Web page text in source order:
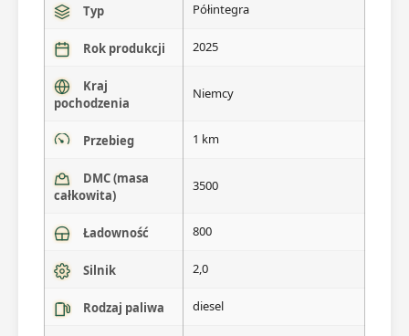
Typ Półintegra
Rok produkcji 2025
Kraj
pochodzenia
Niemcy
Przebieg 1 km
DMC (masa
całkowita)
3500
Ładowność 800
Silnik 2,0
Rodzaj paliwa diesel